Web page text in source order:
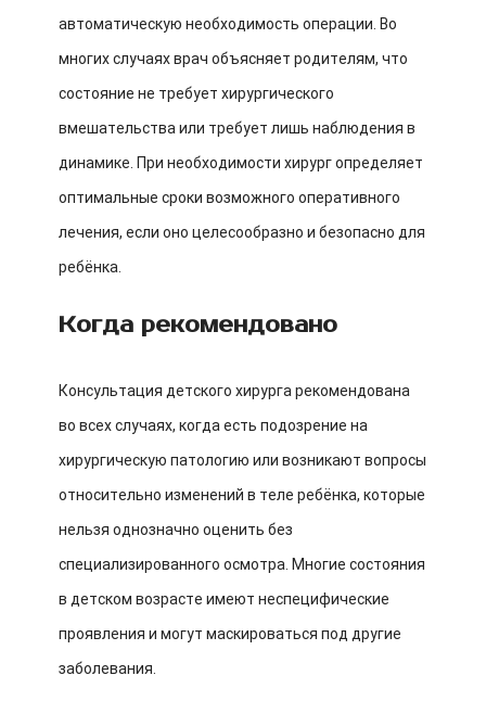
автоматическую необходимость операции. Во
многих случаях врач объясняет родителям, что
состояние не требует хирургического
вмешательства или требует лишь наблюдения в
динамике. При необходимости хирург определяет
оптимальные сроки возможного оперативного
лечения, если оно целесообразно и безопасно для
ребёнка.
Когда рекомендовано
Консультация детского хирурга рекомендована
во всех случаях, когда есть подозрение на
хирургическую патологию или возникают вопросы
относительно изменений в теле ребёнка, которые
нельзя однозначно оценить без
специализированного осмотра. Многие состояния
в детском возрасте имеют неспецифические
проявления и могут маскироваться под другие
заболевания.